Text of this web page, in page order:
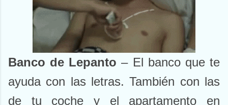
Banco de Lepanto – El banco que te
ayuda con las letras. También con las
de tu coche y el apartamento en